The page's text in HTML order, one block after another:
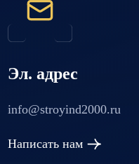
Эл. адрес
info@stroyind2000.ru
Написать нам